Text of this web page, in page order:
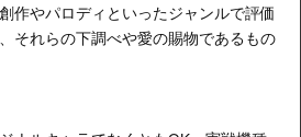
作やパロディといったジャンルで評価
それらの下調べや愛の賜物であるもの